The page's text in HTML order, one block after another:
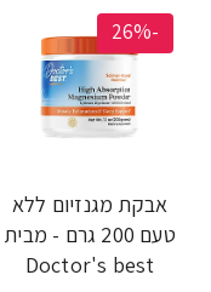
-26%
אבקת מגנזיום ללא
טעם 200 גרם - מבית
Doctor's best